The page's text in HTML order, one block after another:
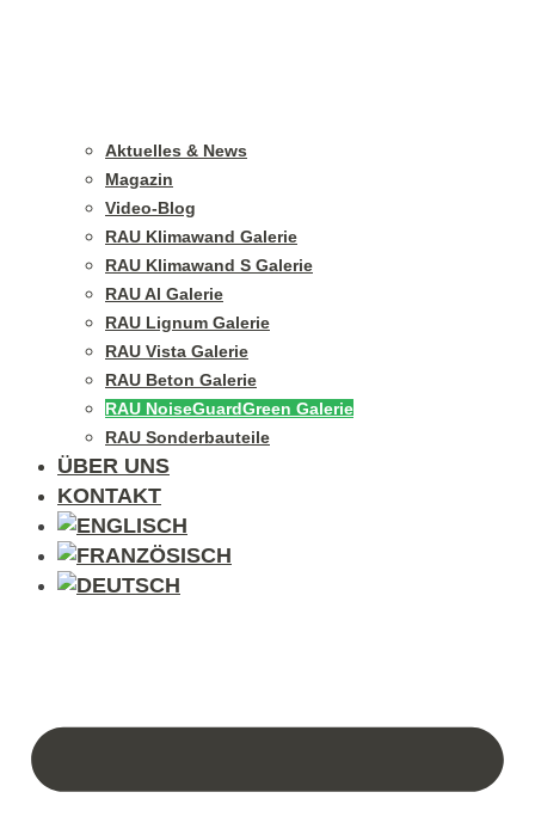
Aktuelles & News
Magazin
Video-Blog
RAU Klimawand Galerie
RAU Klimawand S Galerie
RAU Al Galerie
RAU Lignum Galerie
RAU Vista Galerie
RAU Beton Galerie
RAU NoiseGuardGreen Galerie
RAU Sonderbauteile
ÜBER UNS
KONTAKT